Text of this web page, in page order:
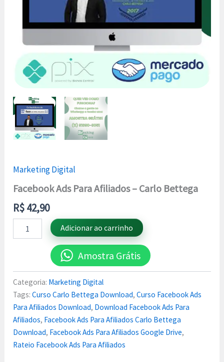
Marketing Digital
Facebook Ads Para Afiliados – Carlo Bettega
R$42,90
Adicionar ao carrinho
Amostra Grátis
Categoria: Marketing Digital
Tags:Curso Carlo Bettega Download,Curso Facebook Ads
Para Afiliados Download, Download Facebook Ads Para
Afiliados, Facebook Ads Para Afiliados Carlo Bettega
Download, Facebook Ads Para Afiliados Google Drive,
Rateio Facebook Ads Para Afiliados